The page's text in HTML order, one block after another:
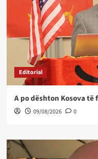
Editorial
A po dështon Kosova të
09/08/2026 0